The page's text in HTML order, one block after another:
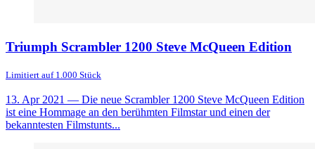
Triumph Scrambler 1200 Steve McQueen Edition
Limitiert auf 1.000 Stück
13. Apr 2021 — Die neue Scrambler 1200 Steve McQueen Edition
ist eine Hommage an den berühmten Filmstar und einen der
bekanntesten Filmstunts...